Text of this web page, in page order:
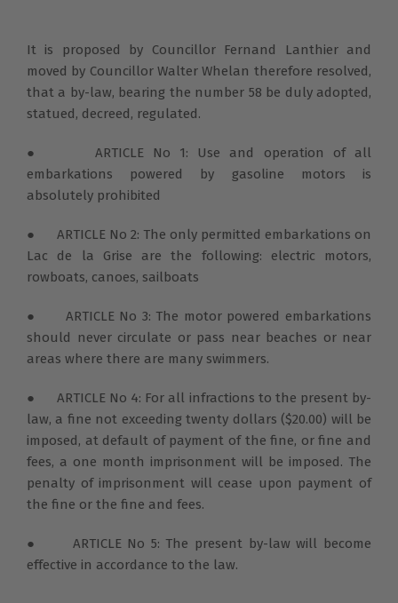
It is proposed by Councillor Fernand Lanthier and
moved by Councillor Walter Whelan therefore resolved,
that a by-law, bearing the number 58 be duly adopted,
statued, decreed, regulated.
● ARTICLE No 1: Use and operation of all
embarkations powered by gasoline motors is
absolutely prohibited
● ARTICLE No 2: The only permitted embarkations on
Lac de la Grise are the following: electric motors,
rowboats, canoes, sailboats
● ARTICLE No 3: The motor powered embarkations
should never circulate or pass near beaches or near
areas where there are many swimmers.
● ARTICLE No 4: For all infractions to the present by-
law, a fine not exceeding twenty dollars ($20.00) will be
imposed, at default of payment of the fine, or fine and
fees, a one month imprisonment will be imposed. The
penalty of imprisonment will cease upon payment of
the fine or the fine and fees.
● ARTICLE No 5: The present by-law will become
effective in accordance to the law.